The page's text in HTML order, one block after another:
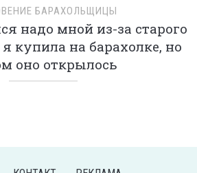
БАРАХОЛЬЩИЦЫ
надо мной из-за старого
купила на барахолке, но
оно открылось